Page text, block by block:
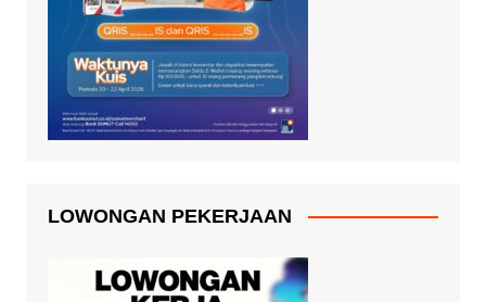
LOWONGAN PEKERJAAN